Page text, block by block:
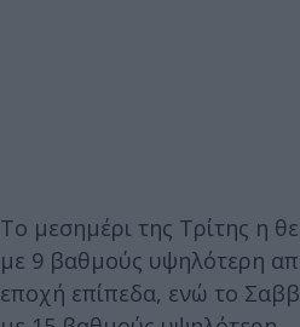
Το μεσημέρι της Τρίτης η
με 9 βαθμούς υψηλότερη
εποχή επίπεδα, ενώ το